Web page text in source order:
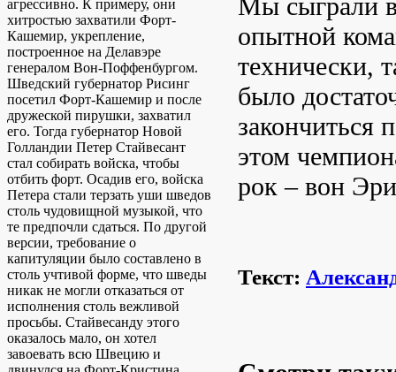
агрессивно. К примеру, они
хитростью захватили Форт-
Кашемир, укрепление,
построенное на Делавэре
генералом Вон-Поффенбургом.
Шведский губернатор Рисинг
посетил Форт-Кашемир и после
дружеской пирушки, захватил
его. Тогда губернатор Новой
Голландии Петер Стайвесант
стал собирать войска, чтобы
отбить форт. Осадив его, войска
Петера стали терзать уши шведов
столь чудовищной музыкой, что
те предпочли сдаться. По другой
версии, требование о
капитуляции было составлено в
столь учтивой форме, что шведы
никак не могли отказаться от
исполнения столь вежливой
просьбы. Стайвесанду этого
оказалось мало, он хотел
завоевать всю Швецию и
опытной
технически,
было
закончиться
этом
рок – вон
Текст: